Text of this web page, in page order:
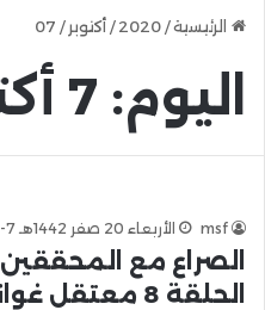
الرئيسية/
2020
/ أكتوبر /
07
اليوم: 7 أكتوبر، 2020
msf الأربعاء 20 صفر 1442هـ 7-10-2020م
الصراع مع المحققين
الحلقة 8 معتقل غوانتانامو 552